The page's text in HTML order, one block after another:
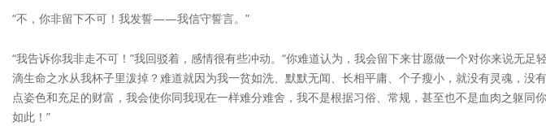
“不，你非留下不可！我发誓——我信守誓言。”
“我告诉你我非走不可！”我回驳着，感情很有些冲动。“你难道认为，我会留下来甘愿做一个对你来说
滴生命之水从我杯子里泼掉？难道就因为我一贫如洗、默默无闻、长相平庸、个子瘦小，就没有灵魂
点姿色和充足的财富，我会使你同我现在一样难分难舍，我不是根据习俗、常规，甚至也不是血肉之躯
如此！”